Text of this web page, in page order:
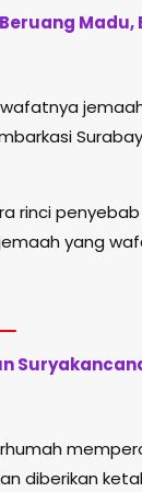
Madu,
rinci
yang
diberikan